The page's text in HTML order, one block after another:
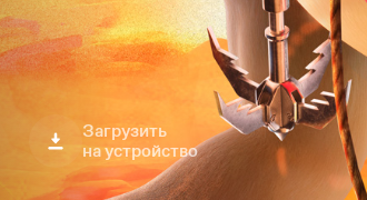
Загрузить
на устройство